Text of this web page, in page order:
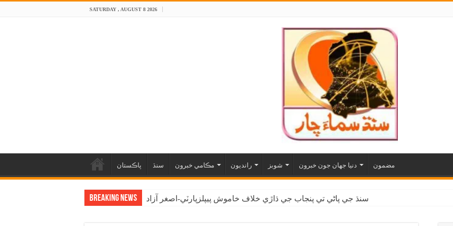
SATURDAY , AUGUST 8 2026
پاڪستان سنڌ مڪامي خبرون رانديون شوبز دنيا جهان جون خبرون مضمون
Breaking News سنڌ جي پاڻي تي پنجاب جي ڌاڙي خلاف خاموش پيپلزپارٽي-اصغر آزاد